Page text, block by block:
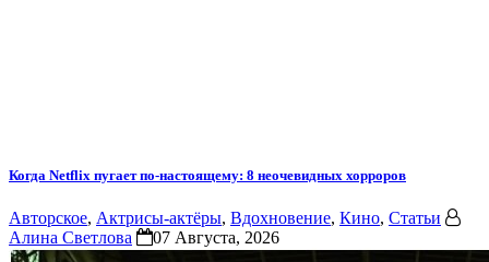
Когда Netflix пугает по-настоящему: 8 неочевидных хорроров
Авторское, Актрисы-актёры, Вдохновение, Кино, Статьи
Алина Светлова
07 Августа, 2026